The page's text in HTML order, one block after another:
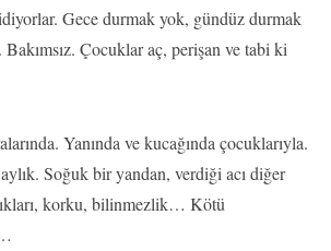
Gece durmak yok, gündüz durmak
Çocuklar aç, perişan ve tabi ki
Yanında ve kucağında çocuklarıyla.
Soğuk bir yandan, verdiği acı diğer
korku, bilinmezlik… Kötü